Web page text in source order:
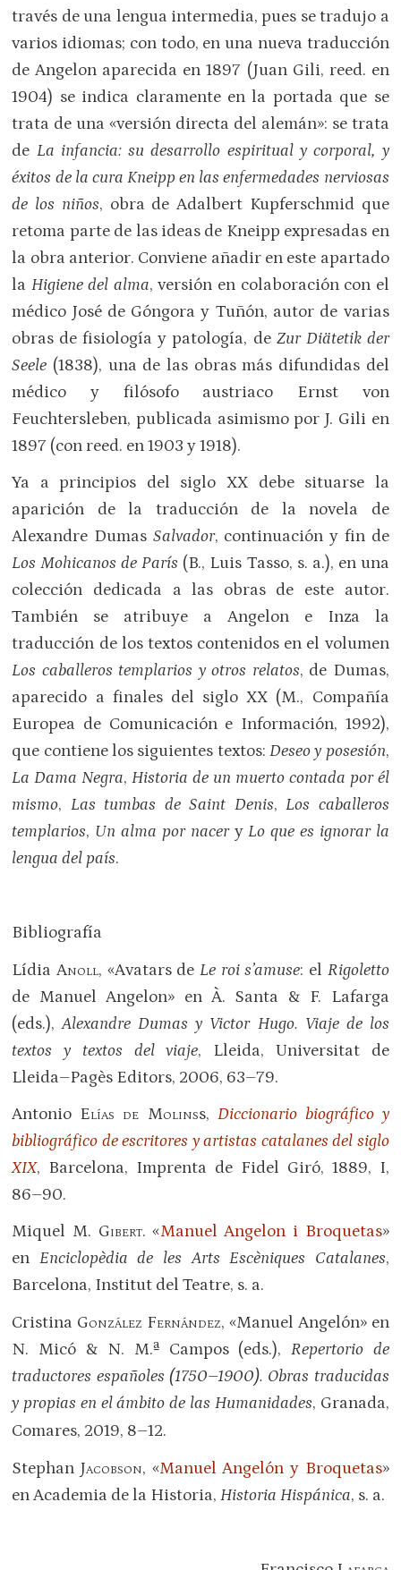
través de una lengua intermedia, pues se tradujo a
varios idiomas; con todo, en una nueva traducción
de Angelon aparecida en 1897 (Juan Gili, reed. en
1904) se indica claramente en la portada que se
trata de una «versión directa del alemán»: se trata
de La infancia: su desarrollo espiritual y corporal, y
éxitos de la cura Kneipp en las enfermedades nerviosas
de los niños, obra de Adalbert Kupferschmid que
retoma parte de las ideas de Kneipp expresadas en
la obra anterior. Conviene añadir en este apartado
la Higiene del alma, versión en colaboración con el
médico José de Góngora y Tuñón, autor de varias
obras de fisiología y patología, de Zur Diätetik der
Seele (1838), una de las obras más difundidas del
médico y filósofo austriaco Ernst von
Feuchtersleben, publicada asimismo por J. Gili en
1897 (con reed. en 1903 y 1918).
Ya a principios del siglo XX debe situarse la
aparición de la traducción de la novela de
Alexandre Dumas Salvador, continuación y fin de
Los Mohicanos de París (B., Luis Tasso, s. a.), en una
colección dedicada a las obras de este autor.
También se atribuye a Angelon e Inza la
traducción de los textos contenidos en el volumen
Los caballeros templarios y otros relatos, de Dumas,
aparecido a finales del siglo XX (M., Compañía
Europea de Comunicación e Información, 1992),
que contiene los siguientes textos: Deseo y posesión,
La Dama Negra,Historia de un muerto contada por él
mismo, Las tumbas de Saint Denis,Los caballeros
templarios, Un alma por nacer yLo que es ignorar la
lengua del país.
Bibliografía
LídiaAnoll, «Avatars de Le roi s’amuse: el Rigoletto
de Manuel Angelon» en À. Santa & F. Lafarga
(eds.),Alexandre Dumas y Victor Hugo. Viaje de los
textos y textos del viaje, Lleida, Universitat de
Lleida–Pagès Editors, 2006, 63–79.
Antonio Elías de Molinss, Diccionario biográfico y
bibliográfico de escritores y artistas catalanes del siglo
XIX, Barcelona, Imprenta de Fidel Giró, 1889, I,
86–90.
Miquel M. Gibert. «Manuel Angelon i Broquetas»
en Enciclopèdia de les Arts Escèniques Catalanes,
Barcelona, Institut del Teatre, s. a.
Cristina González Fernández, «Manuel Angelón» en
N. Micó & N. M.ª Campos (eds.), Repertorio de
traductores españoles (1750–1900). Obras traducidas
y propias en el ámbito de las Humanidades, Granada,
Comares, 2019, 8–12.
StephanJacobson, «Manuel Angelón y Broquetas»
en Academia de la Historia,Historia Hispánica, s. a.